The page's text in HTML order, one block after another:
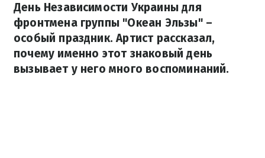
День Независимости Украины для
фронтмена группы "Океан Эльзы" –
особый праздник. Артист рассказал,
почему именно этот знаковый день
вызывает у него много воспоминаний.